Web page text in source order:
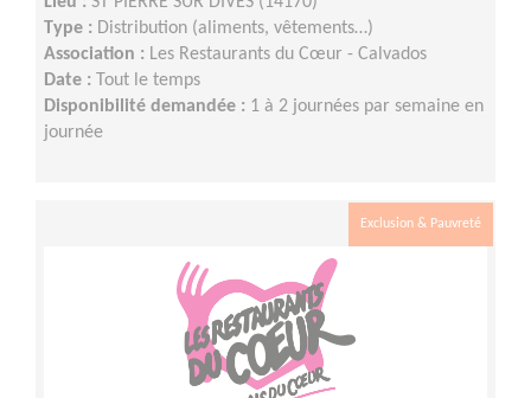
Type : Distribution (aliments, vêtements…)
Association : Les Restaurants du Cœur - Calvados
Date : Tout le temps
Disponibilité demandée : 1 à 2 journées par semaine en
journée
Exclusion & Pauvreté